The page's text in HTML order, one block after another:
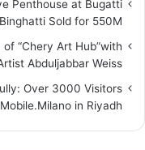
Penthouse at Bugatti
Sold for 550M
“Chery Art Hub”with
Abduljabbar Weiss
Over 3000 Visitors
in Riyadh